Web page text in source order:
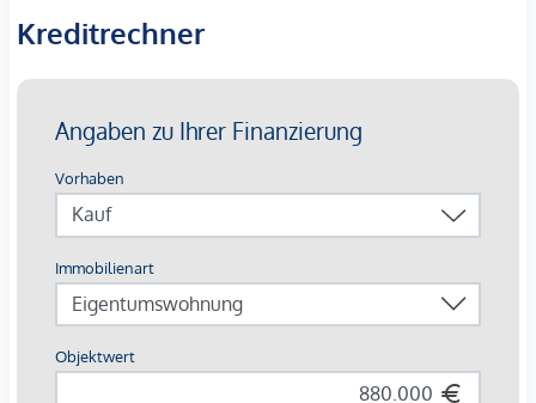
Nachstehend eine Zusammenfassung der
Platz
Zeitlose und gut ausgestattete Wohnküche
Fußbodenheizung für hohen Wohnkomfort
Elektrische Außenbeschattung
35 m2 große Garage
Alarmanlage
Resümee:
Kreditrechner